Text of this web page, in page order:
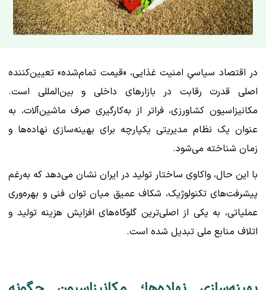
در اقتصاد سیاسیِ امنیت غذایی، «قیمت تمام‌شده» تعیین‌کننده
اصلی قدرت رقابت در بازارهای داخلی و بین‌المللی است.
مکانیزاسیون کشاورزی، فراتر از به‌کارگیری صرف ماشین‌آلات، به
عنوان یک نظام مدیریتی یکپارچه برای بهینه‌سازی نهاده‌ها و
زمان شناخته می‌شود.
با این حال، واکاوی ساختار تولید در ایران نشان می‌دهد که به‌رغم
پیشرفت‌های تکنولوژیک، شکاف عمیق میان توان فنی و بهره‌وری
عملیاتی، به یکی از اصلی‌ترین گلوگاه‌های افزایش هزینه تولید و
اتلاف منابع ملی تبدیل شده است.